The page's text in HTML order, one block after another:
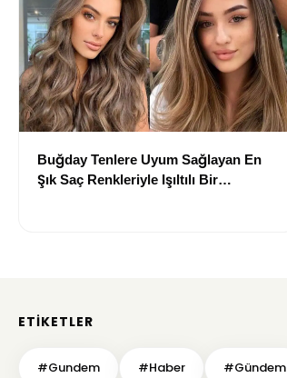
Buğday Tenlere Uyum Sağlayan En
Şık Saç Renkleriyle Işıltılı Bir
ETIKETLER
#Gundem #Haber #Gündem